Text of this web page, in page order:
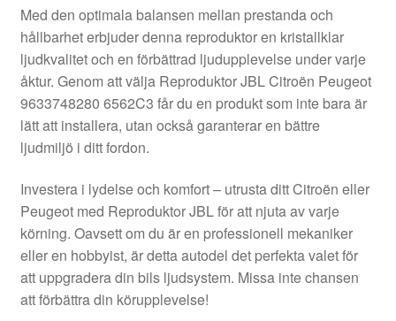
Om oss
Reklamationsprocedur
Transport
Vagn
Världsomspännande frakt
Villkor
Med den optimala balansen mellan prestanda och
hållbarhet erbjuder denna reproduktor en kristallklar
ljudkvalitet och en förbättrad ljudupplevelse under varje
åktur. Genom att välja Reproduktor JBL Citroën Peugeot
9633748280 6562C3 får du en produkt som inte bara är
lätt att installera, utan också garanterar en bättre
ljudmiljö i ditt fordon.
Investera i lydelse och komfort – utrusta ditt Citroën eller
Peugeot med Reproduktor JBL för att njuta av varje
körning. Oavsett om du är en professionell mekaniker
eller en hobbyist, är detta autodel det perfekta valet för
att uppgradera din bils ljudsystem. Missa inte chansen
att förbättra din körupplevelse!